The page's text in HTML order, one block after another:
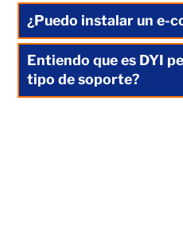
¿Puedo instalar un e-
Entiendo que es DYI
tipo de soporte?